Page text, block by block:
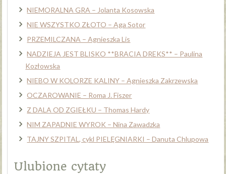
NIEMORALNA GRA – Jolanta Kosowska
NIE WSZYSTKO ZŁOTO – Aga Sotor
PRZEMILCZANA – Agnieszka Lis
NADZIEJA JEST BLISKO **BRACIA DREKS** – Paulina
Kozłowska
NIEBO W KOLORZE KALINY – Agnieszka Zakrzewska
OCZAROWANIE – Roma J. Fiszer
Z DALA OD ZGIEŁKU – Thomas Hardy
NIM ZAPADNIE WYROK – Nina Zawadzka
TAJNY SZPITAL, cykl PIELĘGNIARKI – Danuta Chlupowa
Ulubione cytaty